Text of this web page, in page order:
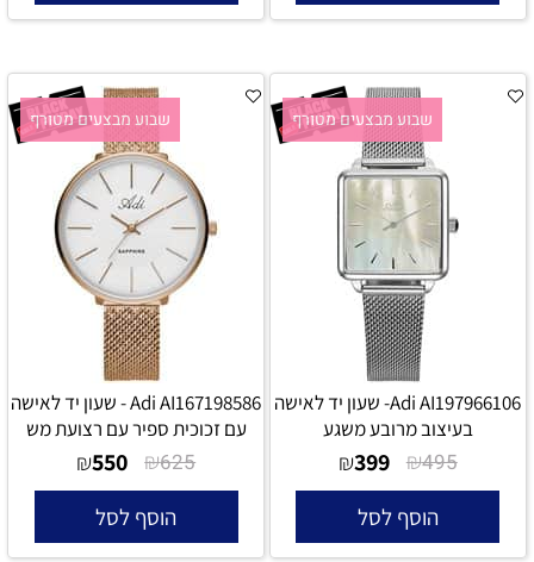
שבוע מבצעים מטורף
Adi AI197966106- שעון יד לאישה
בעיצוב מרובע משגע
₪495
₪399
הוסף לסל
שבוע מבצעים מטורף
Adi AI167198586 - שעון יד לאישה
עם זכוכית ספיר עם רצועת מש
₪625
₪550
הוסף לסל